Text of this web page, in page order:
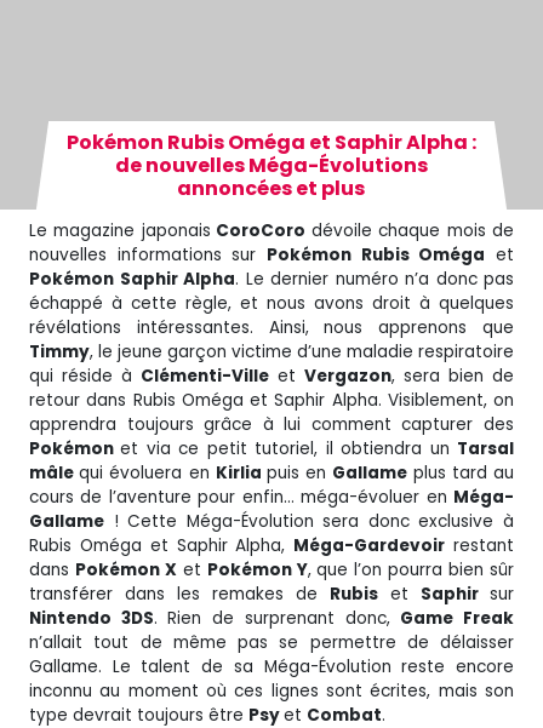
Pokémon Rubis Oméga et Saphir Alpha :
de nouvelles Méga-Évolutions
annoncées et plus
Le magazine japonais CoroCoro dévoile chaque mois de
nouvelles informations sur Pokémon Rubis Oméga et
Pokémon Saphir Alpha. Le dernier numéro n’a donc pas
échappé à cette règle, et nous avons droit à quelques
révélations intéressantes. Ainsi, nous apprenons que
Timmy, le jeune garçon victime d’une maladie respiratoire
qui réside à Clémenti-Ville et Vergazon, sera bien de
retour dans Rubis Oméga et Saphir Alpha. Visiblement, on
apprendra toujours grâce à lui comment capturer des
Pokémonet via ce petit tutoriel, il obtiendra un Tarsal
mâlequi évoluera en Kirliapuis en Gallame plus tard au
cours de l’aventure pour enfin… méga-évoluer en Méga-
Gallame ! Cette Méga-Évolution sera donc exclusive à
Rubis Oméga et Saphir Alpha, Méga-Gardevoir restant
dans Pokémon Xet Pokémon Y, que l’on pourra bien sûr
transférer dans les remakes de Rubis et Saphir sur
Nintendo 3DS. Rien de surprenant donc, Game Freak
n’allait tout de même pas se permettre de délaisser
Gallame. Le talent de sa Méga-Évolution reste encore
inconnu au moment où ces lignes sont écrites, mais son
type devrait toujours être Psyet Combat.